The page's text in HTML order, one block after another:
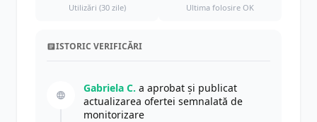
Utilizări (30 zile) Ultima folosire OK
ISTORIC VERIFICĂRI
Gabriela C. a aprobat și publicat
actualizarea ofertei semnalată de
monitorizare